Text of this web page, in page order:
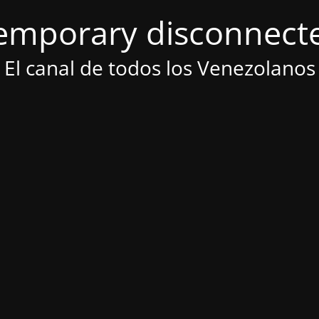
El canal de todos los Venezolanos